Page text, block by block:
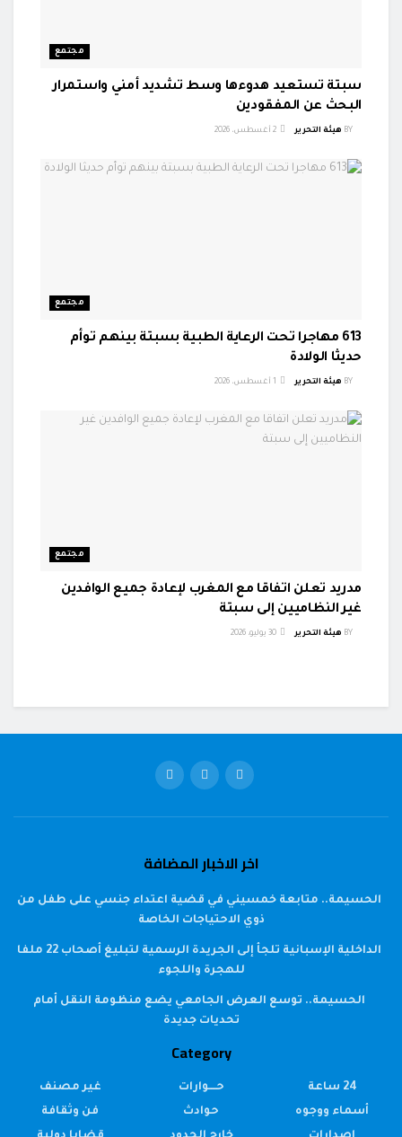
مجتمع
سبتة تستعيد هدوءها وسط تشديد أمني واستمرار
البحث عن المفقودين
BY هيئة التحرير
مجتمع
613 مهاجرا تحت الرعاية الطبية بسبتة بينهم توأم
حديثا الولادة
BY هيئة التحرير
مجتمع
مدريد تعلن اتفاقا مع المغرب لإعادة جميع الوافدين
غير النظاميين إلى سبتة
BY هيئة التحرير
اخر الاخبار المضافة
الحسيمة.. متابعة خمسيني في قضية اعتداء جنسي على طفل من
ذوي الاحتياجات الخاصة
الداخلية الإسبانية تلجأ إلى الجريدة الرسمية لتبليغ أصحاب 22 ملفا
للهجرة واللجوء
الحسيمة.. توسع العرض الجامعي يضع منظومة النقل أمام
تحديات جديدة
Category
24 ساعة
أسماء ووجوه
حــــوارات
حوادث
غير مصنف
فن وثقافة